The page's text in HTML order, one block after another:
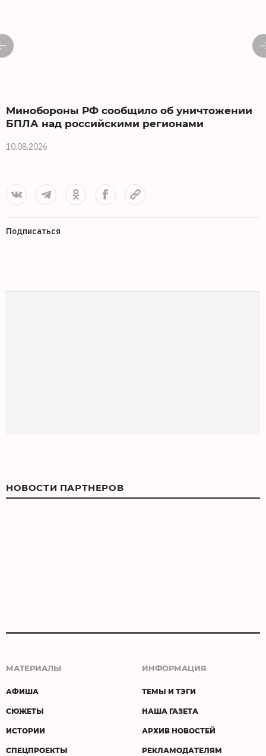
Минобороны РФ сообщило об уничтожении
БПЛА над российскими регионами
10.08.2026
Подписаться
НОВОСТИ ПАРТНЕРОВ
МАТЕРИАЛЫ
АФИША
СЮЖЕТЫ
ИСТОРИИ
СПЕЦПРОЕКТЫ
ИНФОРМАЦИЯ
ТЕМЫ И ТЭГИ
НАША ГАЗЕТА
АРХИВ НОВОСТЕЙ
РЕКЛАМОДАТЕЛЯМ